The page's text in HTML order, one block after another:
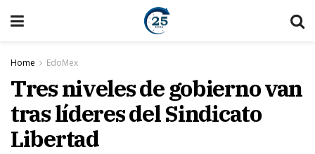
Home EdoMex
Tres niveles de gobierno van
tras líderes del Sindicato
Libertad